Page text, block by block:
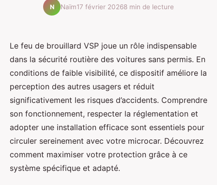
N Naïm17 février 20268 min de lecture
Le feu de brouillard VSP joue un rôle indispensable
dans la sécurité routière des voitures sans permis. En
conditions de faible visibilité, ce dispositif améliore la
perception des autres usagers et réduit
significativement les risques d’accidents. Comprendre
son fonctionnement, respecter la réglementation et
adopter une installation efficace sont essentiels pour
circuler sereinement avec votre microcar. Découvrez
comment maximiser votre protection grâce à ce
système spécifique et adapté.